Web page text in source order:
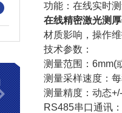
功能：在线实时
在线精密激光测
材质影响，操作
技术参数：
测量范围：6mm(
测量采样速度：
测量精度：动态
RS485串口通讯